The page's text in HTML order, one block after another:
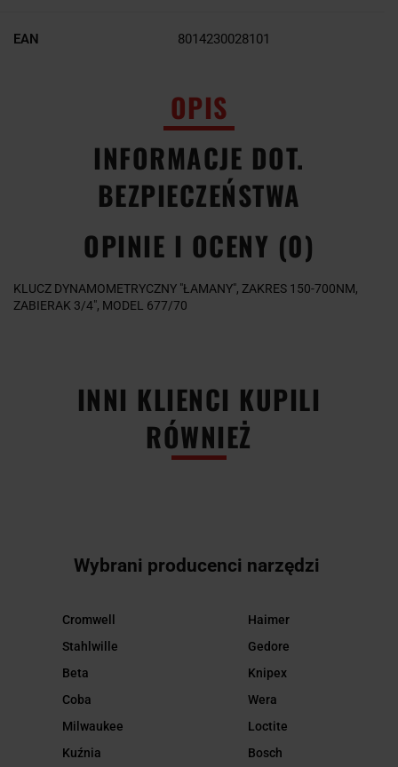
EAN 8014230028101
OPIS
INFORMACJE DOT.
BEZPIECZEŃSTWA
OPINIE I OCENY (0)
KLUCZ DYNAMOMETRYCZNY "ŁAMANY", ZAKRES 150-700NM,
ZABIERAK 3/4", MODEL 677/70
INNI KLIENCI KUPILI
RÓWNIEŻ
Wybrani producenci narzędzi
Cromwell
Stahlwille
Beta
Coba
Milwaukee
Kuźnia
Haimer
Gedore
Knipex
Wera
Loctite
Bosch